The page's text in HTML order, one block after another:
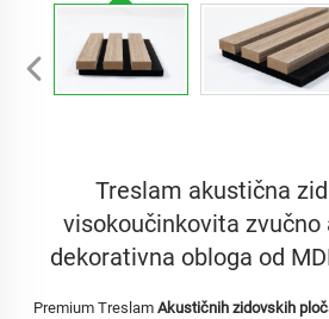
Treslam akustična
visokoučinkovita zvučno
dekorativna obloga od
Premium Treslam Akustičnih zidovskih